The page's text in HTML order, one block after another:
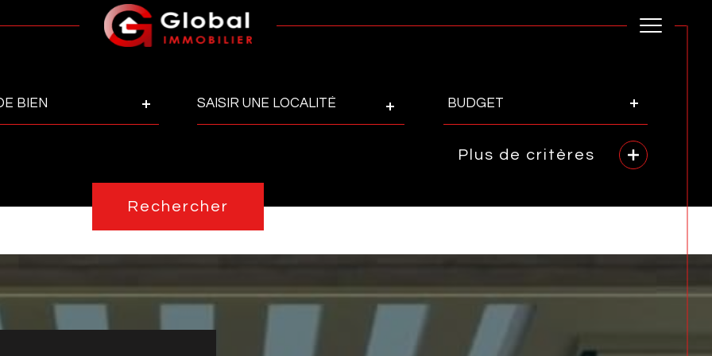
BIEN
BUDGET
Plus de critères
Rechercher